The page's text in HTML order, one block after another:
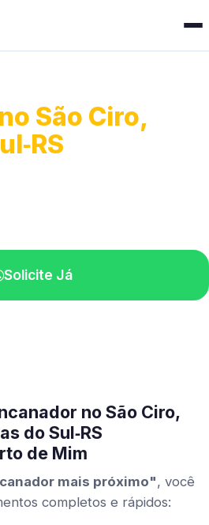
no São Ciro,
Solicite Já
no São Ciro,
do Sul‑RS
de Mim
mais próximo", você
completos e rápidos: